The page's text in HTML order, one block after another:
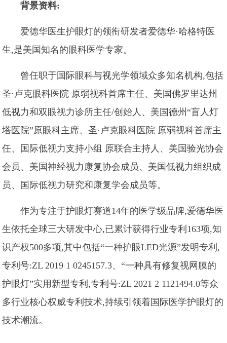
背景资料:
爱德华医生护眼灯的领衔研发者爱德华·哈格特医
生,是美国知名的眼科医学专家。
曾任职于国际眼科与视光学领域众多知名机构,包括
圣·卢克眼科医院 原弱视科首席主任、美国佛罗里达州
低视力和双眼视力诊所主任/创始人、美国德州“盲人灯
塔医院”原眼科主席、圣·卢克眼科医院 原弱视科首席主
任、国际低视力支持小组 原联合主持人、美国验光协会
会员、美国神经视力康复协会成员、美国低视力组织成
员、国际低视力研究和康复学会成员等。
作为专注于护眼灯赛道14年的医学级品牌,爱德华医
生依托全球三大研发中心,已累计获得行业专利163项,知
识产权500多项,其中包括“一种护眼LED光源”发明专利,
专利号:ZL 2019 1 0245157.3、“一种具有修复视网膜的
护眼灯”实用新型专利,专利号:ZL 2021 2 1121494.0等众
多行业核心权威专利技术,持续引领着国际医学护眼灯的
技术潮流。